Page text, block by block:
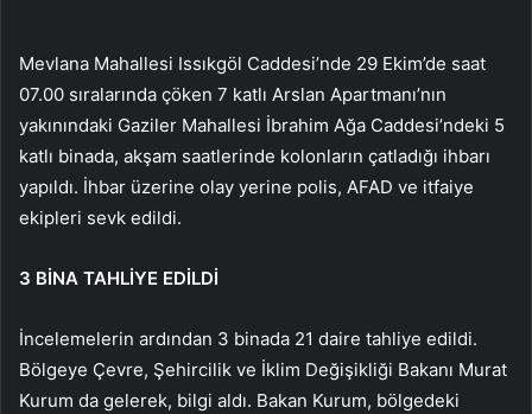
Mevlana Mahallesi Issıkgöl Caddesi’nde 29 Ekim’de saat
07.00 sıralarında çöken 7 katlı Arslan Apartmanı’nın
yakınındaki Gaziler Mahallesi İbrahim Ağa Caddesi’ndeki 5
katlı binada, akşam saatlerinde kolonların çatladığı ihbarı
yapıldı. İhbar üzerine olay yerine polis, AFAD ve itfaiye
ekipleri sevk edildi.
3 BİNA TAHLİYE EDİLDİ
İncelemelerin ardından 3 binada 21 daire tahliye edildi.
Bölgeye Çevre, Şehircilik ve İklim Değişikliği Bakanı Murat
Kurum da gelerek, bilgi aldı. Bakan Kurum, bölgedeki